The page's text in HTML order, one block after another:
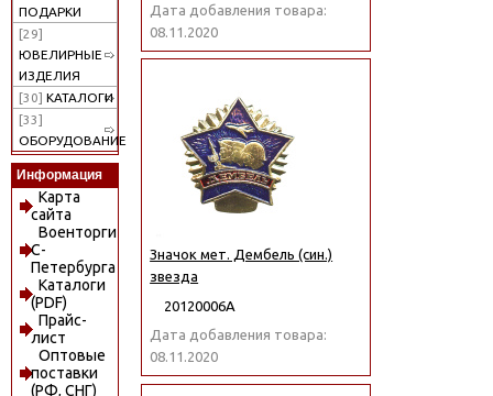
ПОДАРКИ
[29]
ЮВЕЛИРНЫЕ
ИЗДЕЛИЯ
[30] КАТАЛОГИ
[33]
ОБОРУДОВАНИЕ
Информация
Карта
сайта
Военторги
С-
Петербурга
Каталоги
(PDF)
Прайс-
лист
Оптовые
поставки
(РФ, СНГ)
Дата добавления товара:
08.11.2020
Значок мет. Дембель (син.)
звезда
20120006А
Дата добавления товара:
08.11.2020